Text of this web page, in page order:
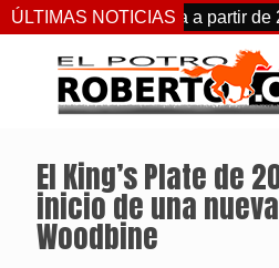
ÚLTIMAS NOTICIAS
de fecha a partir de 2027
El King’s Plate de
inicio de una
Woodbine